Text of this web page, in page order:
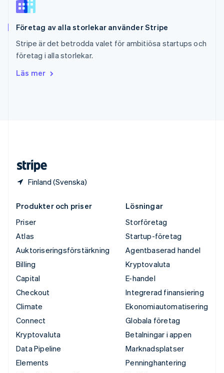
Företag av alla storlekar använder Stripe
Stripe är det betrodda valet för ambitiösa startups och
företag i alla storlekar.
Läs mer
Finland (Svenska)
Storbritannien
Sverige
Thailand
ไทยEnglish
English
Produkter och priser
Priser
Atlas
Auktoriseringsförstärkning
Billing
Capital
Checkout
Climate
Connect
Kryptovaluta
Data Pipeline
Elements
Lösningar
Storföretag
Startup-företag
Agentbaserad handel
Kryptovaluta
E-handel
Integrerad finansiering
Ekonomiautomatisering
Globala företag
Betalningar i appen
Marknadsplatser
Penninghantering